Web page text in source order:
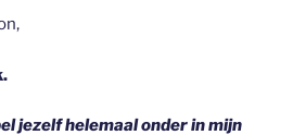
jezelf helemaal onder in mijn